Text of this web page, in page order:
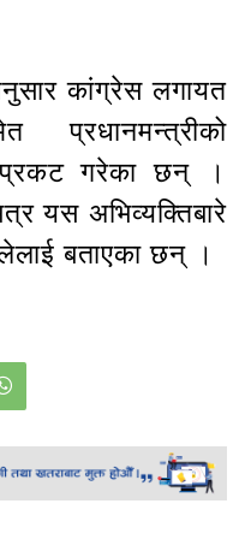
कांग्रेस लगायत
प्रधानमन्त्रीको
प्रकट गरेका छन् ।
यस अभिव्यक्तिबारे
बताएका छन् ।